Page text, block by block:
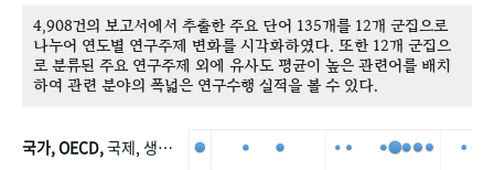
4,908건의 보고서에서 추출한 주요 단어 135개를 12개 군집으로
나누어 연도별 연구주제 변화를 시각화하였다. 또한 12개 군집으
로 분류된 주요 연구주제 외에 유사도 평균이 높은 관련어를 배치
하여 관련 분야의 폭넓은 연구수행 실적을 볼 수 있다.
국가, OECD,국제, 생산, 아시아, 태평양, 태평양지역, 참가